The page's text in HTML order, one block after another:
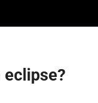
eclipse?